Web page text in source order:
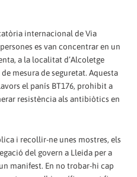
internacional de Via
es van concentrar en un
a la localitat d’Alcoletge
mesura de seguretat. Aquesta
el panís BT176, prohibit a
resistència als antibiòtics en
i recollir-ne unes mostres, els
del govern a Lleida per a
manifest. En no trobar-hi cap